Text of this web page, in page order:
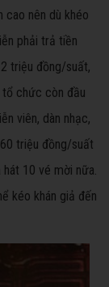
cao nên dù khéo
phải trả tiền
triệu đồng/suất,
chức còn đầu
viên, dàn nhạc,
triệu đồng/suất
10 vé mời nữa.
kéo khán giả đến